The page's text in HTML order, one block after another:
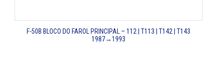
F-50B BLOCO DO FAROL PRINCIPAL – 112 | T113 | T142 | T143
1987→1993